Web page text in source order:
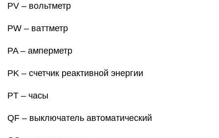
PV – вольтметр
PW – ваттметр
PA – амперметр
PK – счетчик реактивной энергии
PT – часы
QF – выключатель автоматический